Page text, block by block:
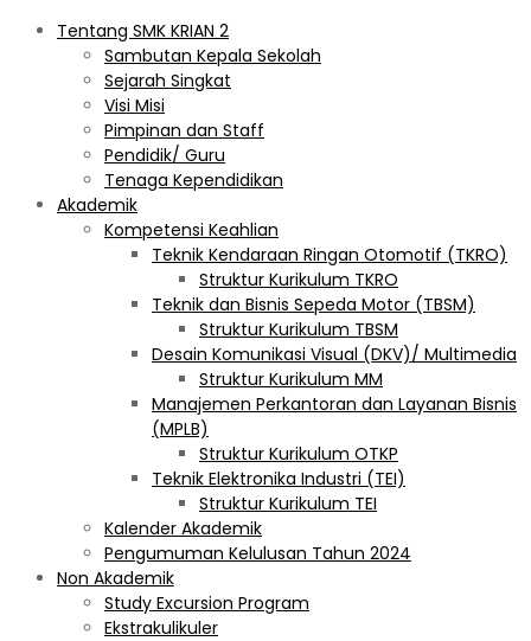
Tentang SMK KRIAN 2
Sambutan Kepala Sekolah
Sejarah Singkat
Visi Misi
Pimpinan dan Staff
Pendidik/ Guru
Tenaga Kependidikan
Akademik
Kompetensi Keahlian
Teknik Kendaraan Ringan Otomotif (TKRO)
Struktur Kurikulum TKRO
Teknik dan Bisnis Sepeda Motor (TBSM)
Struktur Kurikulum TBSM
Desain Komunikasi Visual (DKV)/ Multimedia
Struktur Kurikulum MM
Manajemen Perkantoran dan Layanan Bisnis
(MPLB)
Struktur Kurikulum OTKP
Teknik Elektronika Industri (TEI)
Struktur Kurikulum TEI
Kalender Akademik
Pengumuman Kelulusan Tahun 2024
Non Akademik
Study Excursion Program
Ekstrakulikuler